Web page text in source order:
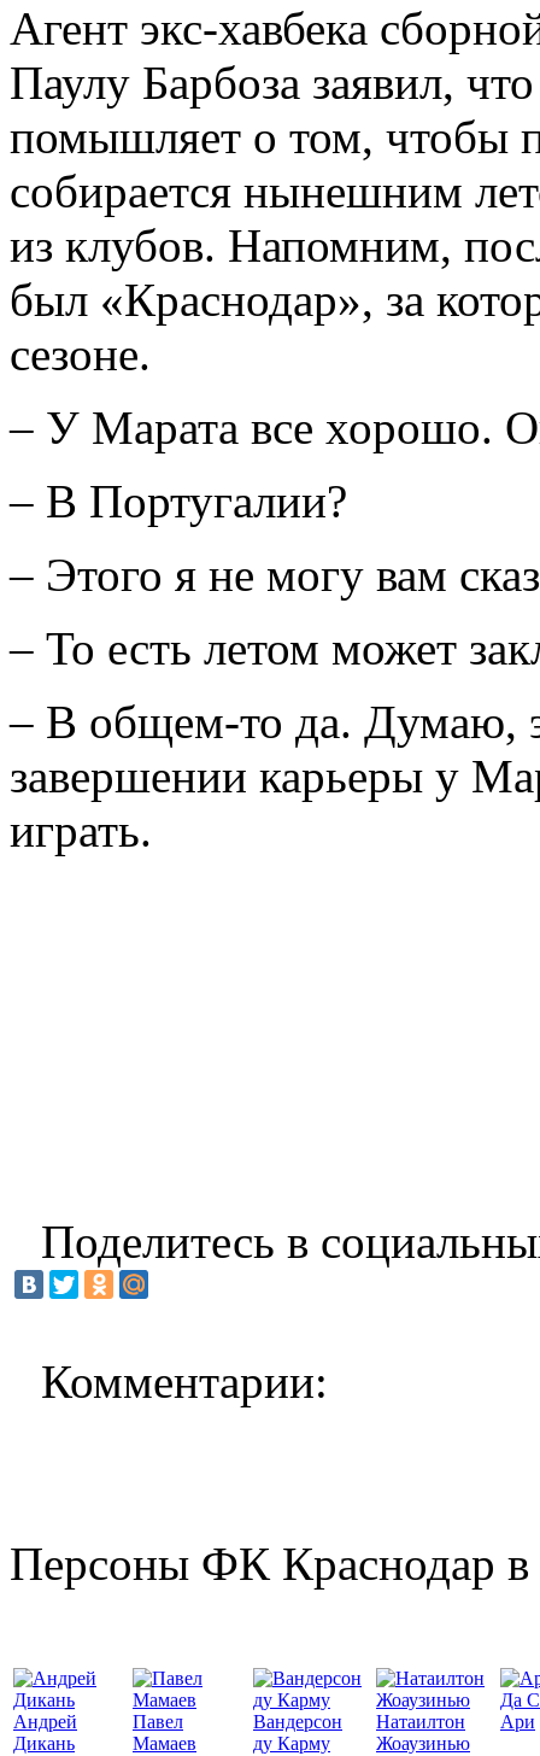
Агент экс-хавбека
Паулу Барбоза заявил,
помышляет о том, чтобы
собирается нынешним
из клубов. Напомним,
был «Краснодар», за
сезоне.
– У Марата все хорошо.
– В Португалии?
– Этого я не могу вам
– То есть летом может
– В общем-то да. Думаю,
завершении карьеры у
играть.
Поделитесь в
Комментарии:
Персоны ФК Краснодар в
Андрей
Дикань
Павел
Мамаев
Вандерсон
ду Карму
Натаилтон
Жоаузинью
Да
Ари